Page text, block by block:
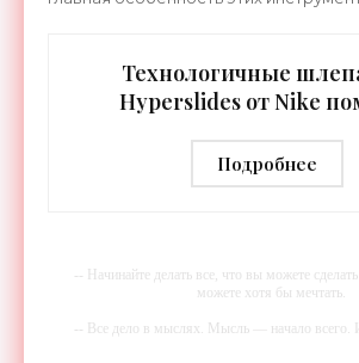
Технологичные
Hyperslides от Nike
тренировки -
Подробнее
-- Начинайте делать все, что вы можете
можете хотя бы мечтать.
-- Все дело в мыслях. Мысль — начало всего.